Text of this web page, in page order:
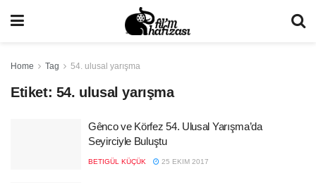
Home Tag 54. ulusal yarışma
Etiket: 54. ulusal yarışma
Gênco ve Körfez 54. Ulusal Yarışma’da
Seyirciyle Buluştu
BETIGÜL KÜÇÜK 25 EKIM 2017